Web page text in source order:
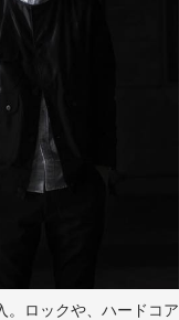
。ロックや、ハードコア